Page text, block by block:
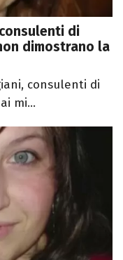
di
dimostrano la
consulenti di
mi...